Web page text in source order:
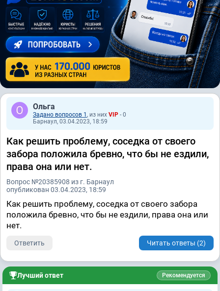
Ольга
Задано вопросов 1 , из них VIP - 0
Барнаул, 03.04.2023, 18:59
Как решить проблему, соседка от своего
забора положила бревно, что бы не ездили,
права она или нет.
Вопрос №20385908 из г. Барнаул
опубликован 03.04.2023, 18:59
Как решить проблему, соседка от своего забора
положила бревно, что бы не ездили, права она или
нет.
Ответить Читать ответы (2)
Лучший ответ Рекомендуется